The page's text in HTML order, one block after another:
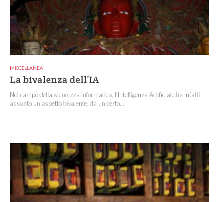
MISCELLANEA
La bivalenza dell’IA
Nel campo della sicurezza informatica, l’Intelligenza Artificiale ha infatti
assunto un aspetto bivalente, da un certo...